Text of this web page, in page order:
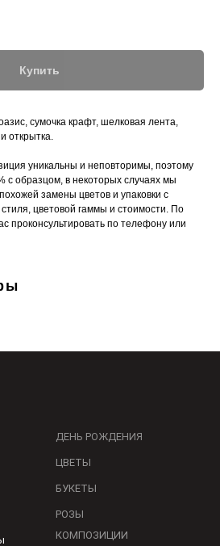
Купить
сумочка крафт, шелковая лента,
открытка.
уникальны и неповторимы, поэтому
с образцом, в некоторых случаях мы
замены цветов и упаковки с
цветовой гаммы и стоимости. По
проконсультировать по телефону или
ДЕНЬ РОЖДЕНИЯ
ЦВЕТЫ
БУКЕТЫ
РОЗЫ
КОМПОЗИЦИИ